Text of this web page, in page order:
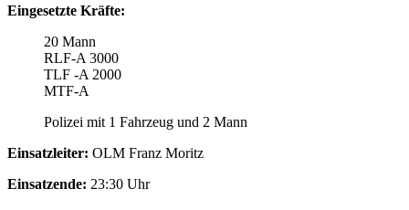
Eingesetzte Kräfte:
20 Mann
RLF-A 3000
TLF -A 2000
MTF-A
Polizei mit 1 Fahrzeug und 2 Mann
Einsatzleiter: OLM Franz Moritz
Einsatzende: 23:30 Uhr